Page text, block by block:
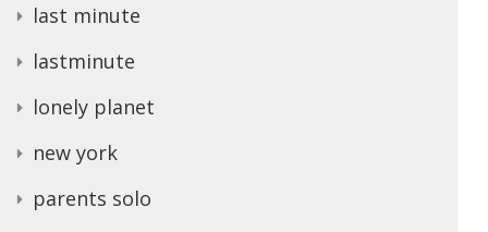
last minute
lastminute
lonely planet
new york
parents solo